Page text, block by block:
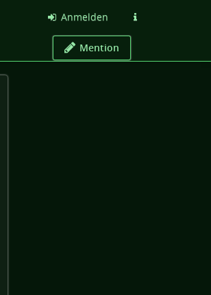
Anmelden
Mention